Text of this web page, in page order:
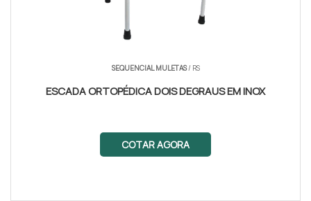
SEQUENCIAL MULETAS/ RS
ESCADA ORTOPÉDICA DOIS DEGRAUS EM INOX
COTAR AGORA